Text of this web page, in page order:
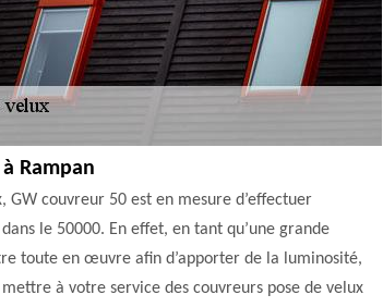
Rampan
GW couvreur 50 est en mesure d’effectuer
le 50000. En effet, en tant qu’une grande
toute en œuvre afin d’apporter de la luminosité,
à votre service des couvreurs pose de velux